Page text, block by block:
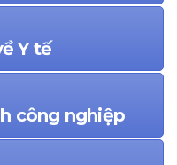
Y tế
công nghiệp